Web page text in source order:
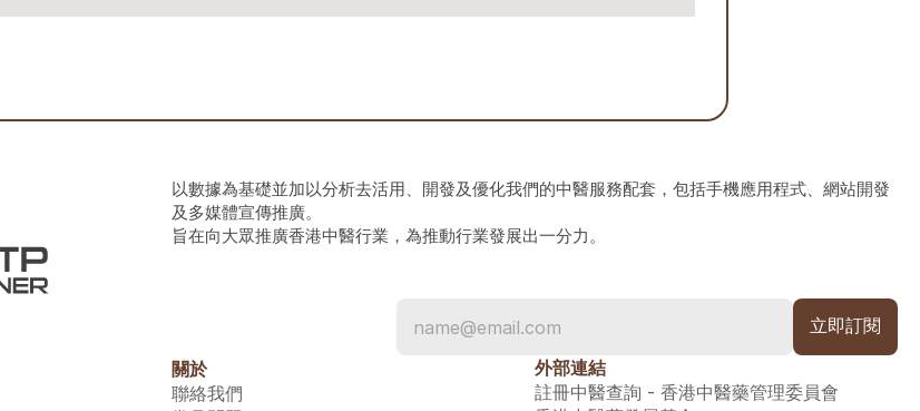
以數據為基礎並加以分析去活用、開發及優化我們的中醫服務配套，包括手機應用程式、網站開發
及多媒體宣傳推廣。
旨在向大眾推廣香港中醫行業，為推動行業發展出一分力。
關於
聯絡我們
外部連結
註冊中醫查詢 - 香港中醫藥管理委員會